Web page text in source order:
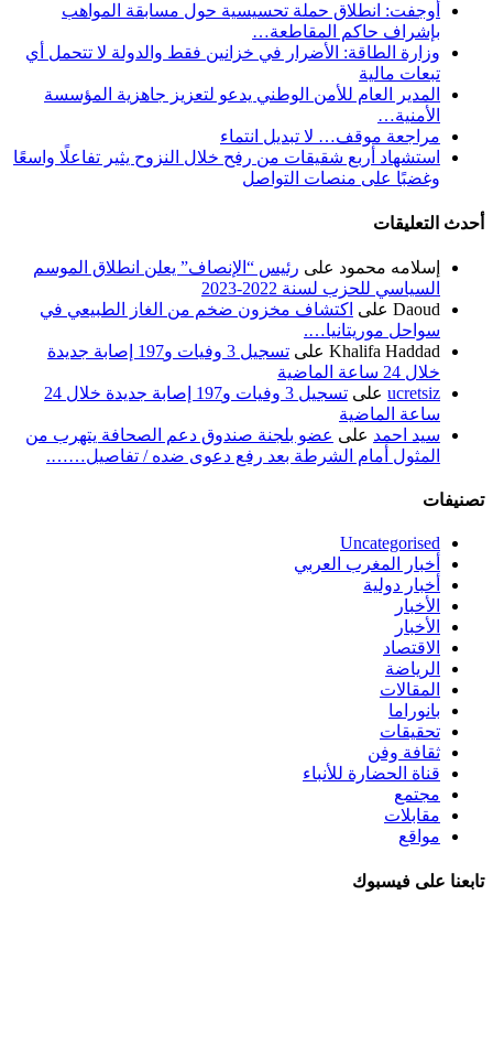
أوجفت: انطلاق حملة تحسيسية حول مسابقة المواهب
بإشراف حاكم المقاطعة…
وزارة الطاقة: الأضرار في خزانين فقط والدولة لا تتحمل أي
تبعات مالية
المدير العام للأمن الوطني يدعو لتعزيز جاهزية المؤسسة
الأمنية…
مراجعة موقف… لا تبديل انتماء
استشهاد أربع شقيقات من رفح خلال النزوح يثير تفاعلًا واسعًا
وغضبًا على منصات التواصل
أحدث التعليقات
إسلامه محمود على رئيس “الإنصاف” يعلن انطلاق الموسم
السياسي للحزب لسنة 2022-2023
Daoud على اكتشاف مخزون ضخم من الغاز الطبيعي في
سواحل موريتانيا….
Khalifa Haddad على
تسجيل 3 وفيات و197 إصابة جديدة
خلال 24 ساعة الماضية
ucretsiz على
تسجيل 3 وفيات و197 إصابة جديدة خلال 24
ساعة الماضية
سيد احمد على عضو بلجنة صندوق دعم الصحافة يتهرب من
المثول أمام الشرطة بعد رفع دعوى ضده / تفاصيل…….
تصنيفات
Uncategorised
أخبار المغرب العربي
أخبار دولية
الأخبار
الأخبار
الاقتصاد
الرياضة
المقالات
بانوراما
تحقيقات
ثقافة وفن
قناة الحضارة للأنباء
مجتمع
مقابلات
مواقع
تابعنا على فيسبوك